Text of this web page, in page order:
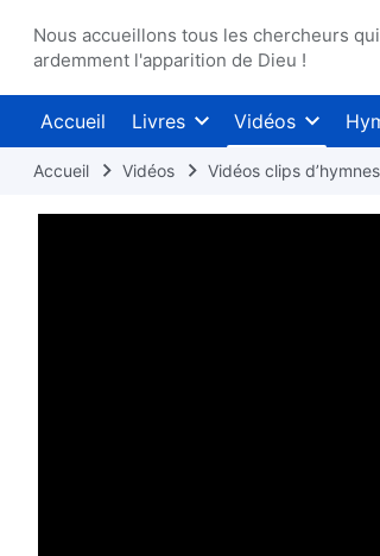
Nous accueillons tous les chercheurs
ardemment l'apparition de Dieu !
Accueil Livres Vidéos
Accueil Vidéos Vidéos clips d’hymnes